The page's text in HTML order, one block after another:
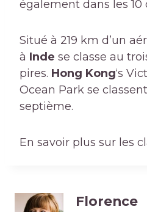
également dans les 10
Situé à 219 km d’un
à Inde se classe au
pires. Hong Kong‘s
Ocean Park se
septième.
En savoir plus sur les
Florence